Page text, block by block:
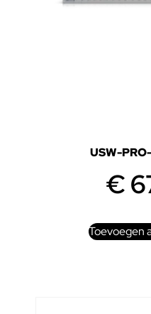
USW-
€
Toevoegen